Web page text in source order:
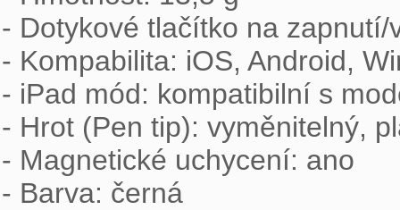
- Dotykové tlačítko na zapnutí/
- Kompabilita: iOS, Android,
- iPad mód: kompatibilní s
- Hrot (Pen tip): vyměnitelný,
- Magnetické uchycení: ano
- Barva: černá